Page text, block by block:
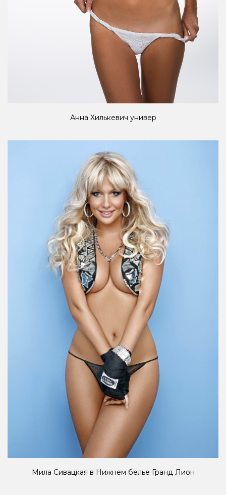
Анна Хилькевич универ
Мила Сивацкая в Нижнем белье Гранд Лион